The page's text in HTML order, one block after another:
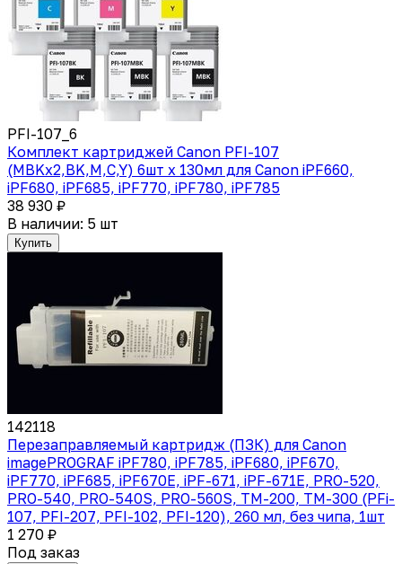
PFI-107_6
Комплект картриджей Canon PFI-107
(MBKx2,BK,M,C,Y) 6шт х 130мл для Canon iPF660,
iPF680, iPF685, iPF770, iPF780, iPF785
38 930 ₽
В наличии: 5 шт
Купить
142118
Перезаправляемый картридж (ПЗК) для Canon
imagePROGRAF iPF780, iPF785, iPF680, iPF670,
iPF770, iPF685, iPF670E, iPF-671, iPF-671E, PRO-520,
PRO-540, PRO-540S, PRO-560S, TM-200, TM-300 (PFi-
107, PFI-207, PFI-102, PFI-120), 260 мл, без чипа, 1шт
1 270 ₽
Под заказ